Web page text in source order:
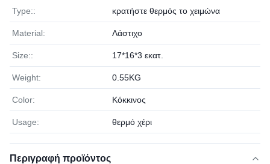
Type:: κρατήστε θερμός το χειμώνα
Material: Λάστιχο
Size:: 17*16*3 εκατ.
Weight: 0.55KG
Color: Κόκκινος
Usage: θερμό χέρι
Περιγραφή προϊόντος